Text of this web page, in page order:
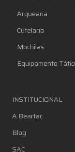
Arquearia
Cutelaria
Mochilas
Equipamento
INSTITUCIONAL
A Beartac
Blog
SAC